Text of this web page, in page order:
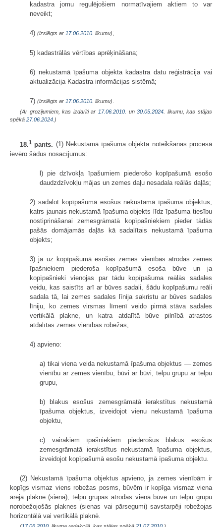
kadastra jomu regulējošiem normatīvajiem aktiem to var
neveikt;
4) (izslēgts ar 17.06.2010. likumu);
5) kadastrālās vērtības aprēķināšana;
6) nekustamā īpašuma objekta kadastra datu reģistrācija vai
aktualizācija Kadastra informācijas sistēmā;
7) (izslēgts ar 17.06.2010. likumu).
(Ar grozījumiem, kas izdarīti ar 17.06.2010. un30.05.2024. likumu, kas stājas
spēkā 27.06.2024.)
18.1 pants. (1) Nekustamā īpašuma objekta noteikšanas procesā
ievēro šādus nosacījumus:
l) pie dzīvokļa īpašumiem piederošo kopīpašumā esošo
daudzdzīvokļu mājas un zemes daļu nesadala reālās daļās;
2) sadalot kopīpašumā esošus nekustamā īpašuma objektus,
katrs jaunais nekustamā īpašuma objekts līdz īpašuma tiesību
nostiprināšanai zemesgrāmatā kopīpašniekiem pieder tādās
pašās domājamās daļās kā sadalītais nekustamā īpašuma
objekts;
3) ja uz kopīpašumā esošas zemes vienības atrodas zemes
īpašniekiem piederoša kopīpašumā esoša būve un ja
kopīpašnieki vienojas par tādu kopīpašuma reālās sadales
veidu, kas saistīts arī ar būves sadali, šādu kopīpašumu reāli
sadala tā, lai zemes sadales līnija sakristu ar būves sadales
līniju, ko zemes virsmas līmenī veido pirmā stāva sadales
vertikālā plakne, un katra atdalītā būve pilnībā atrastos
atdalītās zemes vienības robežās;
4) apvieno:
a) tikai viena veida nekustamā īpašuma objektus — zemes
vienību ar zemes vienību, būvi ar būvi, telpu grupu ar telpu
grupu,
b) blakus esošus zemesgrāmatā ierakstītus nekustamā
īpašuma objektus, izveidojot vienu nekustamā īpašuma
objektu,
c) vairākiem īpašniekiem piederošus blakus esošus
zemesgrāmatā ierakstītus nekustamā īpašuma objektus,
izveidojot kopīpašumā esošu nekustamā īpašuma objektu.
(2) Nekustamā īpašuma objektus apvieno, ja zemes vienībām ir
kopīgs vismaz viens robežas posms, būvēm ir kopīga vismaz viena
ārējā plakne (siena), telpu grupas atrodas vienā būvē un telpu grupu
norobežojošās plaknes (sienas vai pārsegumi) savstarpēji robežojas
horizontālā vai vertikālā plaknē.